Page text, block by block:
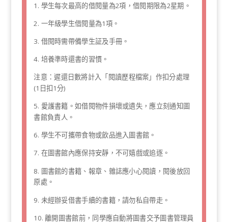
1. 學生每次最高的借閱量為2項，借閱期限為2星期。
2. 一年級學生借閱量為1項。
3. 借閱時需帶備學生証及手冊。
4. 培養準時還書的習慣。
注意：遲還日數將計入「閱讀歷程檔案」作扣分處理
(1日扣1分)
5. 愛護書籍。如借閱物件損壞或遺失，應立刻通知圖
書館負責人。
6. 學生不可攜帶食物或飲品進入圖書館。
7. 在圖書館內應保持安靜，不可嬉戲或追逐。
8. 圖書館的書籍、報章、雜誌應小心閱讀，閱後放回
原處。
9. 未經辦妥借書手續的書籍，請勿私自帶走。
10. 離開圖書館前，同學應自動將圖書交予圖書管理員